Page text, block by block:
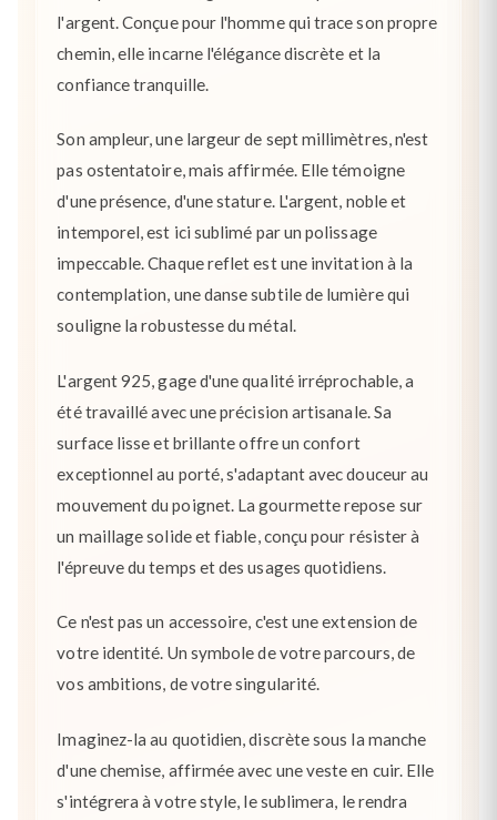
l'argent. Conçue pour l'homme qui trace son propre
chemin, elle incarne l'élégance discrète et la
confiance tranquille.
Son ampleur, une largeur de sept millimètres, n'est
pas ostentatoire, mais affirmée. Elle témoigne
d'une présence, d'une stature. L'argent, noble et
intemporel, est ici sublimé par un polissage
impeccable. Chaque reflet est une invitation à la
contemplation, une danse subtile de lumière qui
souligne la robustesse du métal.
L'argent 925, gage d'une qualité irréprochable, a
été travaillé avec une précision artisanale. Sa
surface lisse et brillante offre un confort
exceptionnel au porté, s'adaptant avec douceur au
mouvement du poignet. La gourmette repose sur
un maillage solide et fiable, conçu pour résister à
l'épreuve du temps et des usages quotidiens.
Ce n'est pas un accessoire, c'est une extension de
votre identité. Un symbole de votre parcours, de
vos ambitions, de votre singularité.
Imaginez-la au quotidien, discrète sous la manche
d'une chemise, affirmée avec une veste en cuir. Elle
s'intégrera à votre style, le sublimera, le rendra